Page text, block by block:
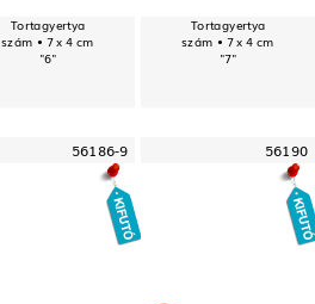
Tortagyertya
szám • 7 x 4 cm
"6"
Tortagyertya
szám • 7 x 4 cm
"7"
56186-9 56190